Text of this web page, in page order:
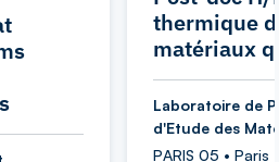
thermique
matériaux
Laboratoire de
d'Etude des
PARIS 05 • Paris